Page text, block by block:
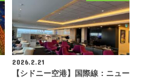
2026.2.21
【シドニー空港】国際線：ニュー